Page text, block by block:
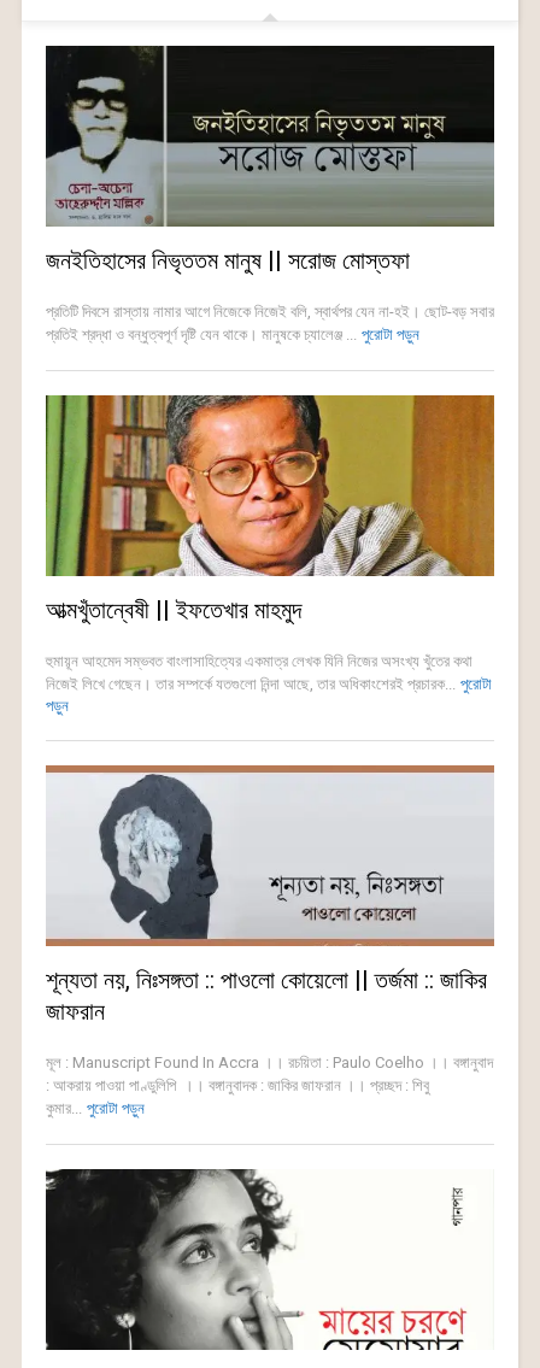
জনইতিহাসের নিভৃততম মানুষ || সরোজ মোস্তফা
প্রতিটি দিবসে রাস্তায় নামার আগে নিজেকে নিজেই বলি, স্বার্থপর যেন না-হই। ছোট-বড় সবার
প্রতিই শ্রদ্ধা ও বন্ধুত্বপূর্ণ দৃষ্টি যেন থাকে। মানুষকে চ্যালেঞ্জ ... পুরোটা পড়ুন
আত্মখুঁতান্বেষী || ইফতেখার মাহমুদ
হুমায়ূন আহমেদ সম্ভবত বাংলাসাহিত্যের একমাত্র লেখক যিনি নিজের অসংখ্য খুঁতের কথা
নিজেই লিখে গেছেন। তার সম্পর্কে যতগুলো নিন্দা আছে, তার অধিকাংশেরই প্রচারক... পুরোটা
পড়ুন
শূন্যতা নয়, নিঃসঙ্গতা :: পাওলো কোয়েলো || তর্জমা :: জাকির
জাফরান
মূল : Manuscript Found In Accra ।। রচয়িতা : Paulo Coelho ।। বঙ্গানুবাদ
: আকরায় পাওয়া পাণ্ডুলিপি ।। বঙ্গানুবাদক : জাকির জাফরান ।। প্রচ্ছদ : শিবু
কুমার... পুরোটা পড়ুন